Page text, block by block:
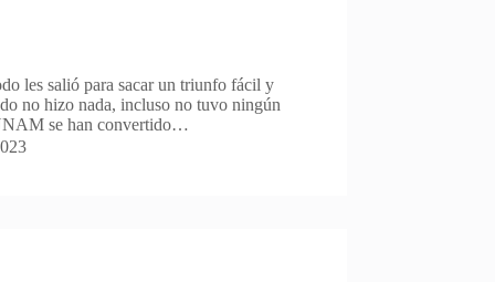
les salió para sacar un triunfo fácil y
no hizo nada, incluso no tuvo ningún
se han convertido…